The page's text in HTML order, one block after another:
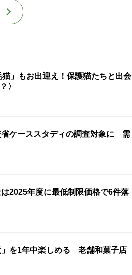
」もお出迎え！保護猫たちと出会
〉
ケーススタディの調査対象に 需
2025年度に最低制限価格で6件落
を1年中楽しめる 老舗和菓子店